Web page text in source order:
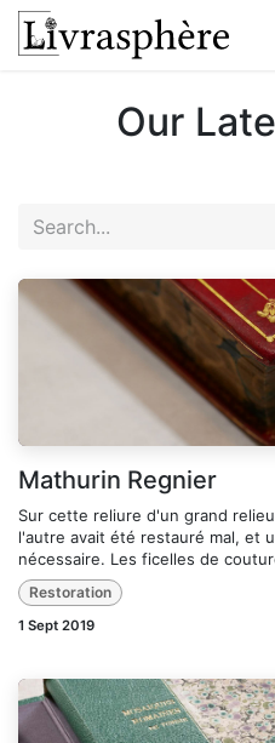
Skip to Content
Our
Mathurin Regnier
Sur cette reliure d'un grand
l'autre avait été restauré mal, et
nécessaire. Les ficelles de
Restoration
1 Sept 2019